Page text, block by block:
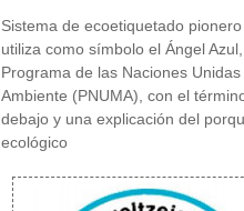
Sistema de ecoetiquetado
utiliza como símbolo el Ángel
Programa de las Naciones
Ambiente (PNUMA), con el
debajo y una explicación del
ecológico